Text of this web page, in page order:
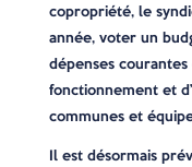
copropriété, le
année, voter un
dépenses
fonctionnement et
communes et
Il est désormais